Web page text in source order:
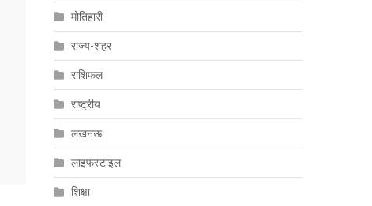
मोतिहारी
राज्य-शहर
राशिफल
राष्ट्रीय
लखनऊ
लाइफस्टाइल
शिक्षा